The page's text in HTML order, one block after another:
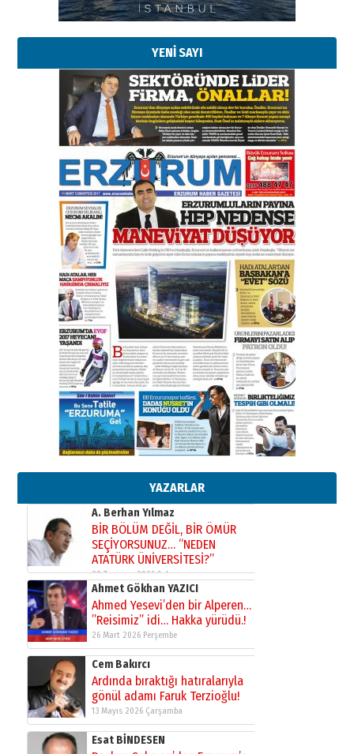
YENİ SAYI
YAZARLAR
Esat BİNDESEN
Başkan Sekmen’den Erzurum’a
bir vizyon proje daha!
02 Ağustos 2026 Pazar
Kadir SABUNCUOĞLU
Erzurumspor’un köşe taşları
29 Haziran 2026 Pazartesi
Kenan GÜLERCİ
Murat Şahsuvaroğlu ERKON’da
çıtayı yukarı taşırken,
yönetimdekiler aşağı
çekmemeli!
17 Şubat 2026 SalıOrhan BOZKURT
Bir fotoğraf, bir şehir, bir
A. Berhan Yılmaz
BİR BÖLÜM DEĞİL, BİR ÖMÜR
SEÇİYORSUNUZ… “NEDEN
ATATÜRK ÜNİVERSİTESİ?”
28 Temmuz 2026 Salı
Ahmet Gökhan YAZICI
Ahmed Yesevi’den bir Alperen…
”Reisimiz” idi… Hakka yürüdü.!
26 Mart 2026 Perşembe
Cem Bakırcı
Ardında bıraktığı hatıralarıyla
gönül adamı Faruk Terzioğlu!
13 Mayıs 2026 Çarşamba
Esat BİNDESEN